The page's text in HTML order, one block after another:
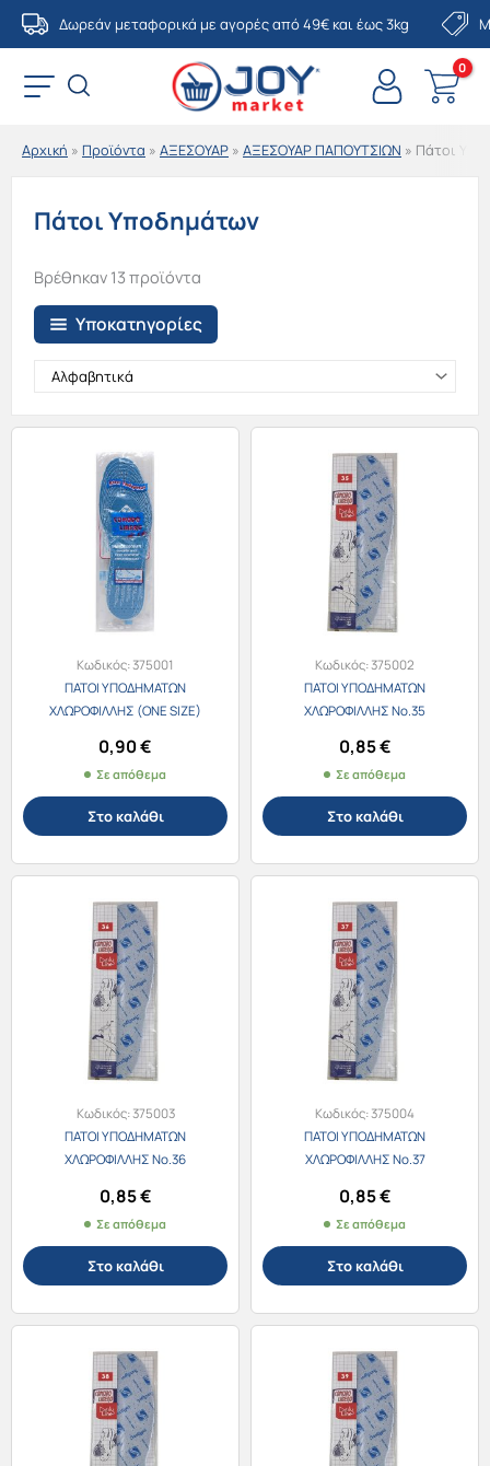
Μετάβαση
στο
περιεχόμενο
Δωρεάν μεταφορικά με αγορές από 49€ και έως 3kg
Αρχική » Προϊόντα » ΑΞΕΣΟΥΑΡ » ΑΞΕΣΟΥΑΡ ΠΑΠΟΥΤΣΙΩΝ » Πάτοι
Πάτοι Υποδημάτων
Υποκατηγορίες
Βρέθηκαν 13 προϊόντα
Κωδικός:375001
ΠΑΤΟΙ ΥΠΟΔΗΜΑΤΩΝ
ΧΛΩΡΟΦΙΛΛΗΣ (ΟΝΕ SIZE)
0,90€
Σε απόθεμα
Στο καλάθι
Κωδικός:375002
ΠΑΤΟΙ ΥΠΟΔΗΜΑΤΩΝ
ΧΛΩΡΟΦΙΛΛΗΣ No.35
0,85€
Σε απόθεμα
Στο καλάθι
Κωδικός:375003
ΠΑΤΟΙ ΥΠΟΔΗΜΑΤΩΝ
ΧΛΩΡΟΦΙΛΛΗΣ No.36
0,85€
Σε απόθεμα
Στο καλάθι
Κωδικός:375004
ΠΑΤΟΙ ΥΠΟΔΗΜΑΤΩΝ
ΧΛΩΡΟΦΙΛΛΗΣ No.37
0,85€
Σε απόθεμα
Στο καλάθι